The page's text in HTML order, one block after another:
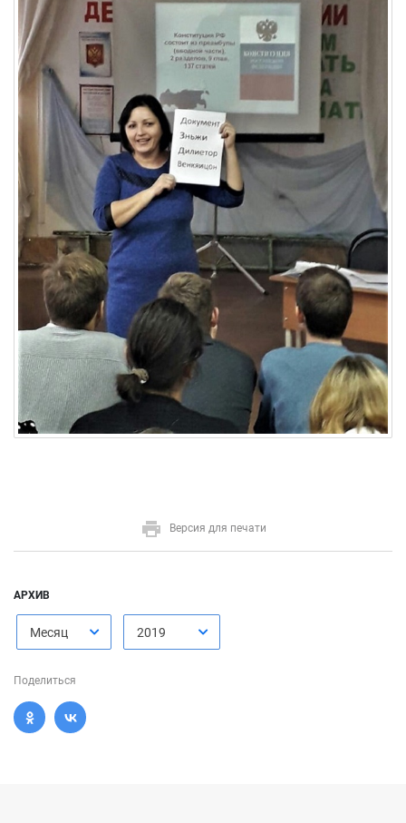
Версия для печати
АРХИВ
Месяц 2019
Поделиться